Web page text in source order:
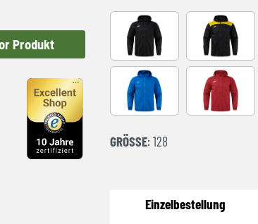
Produkt BLACK BLACK-
ROYAL red
GRÖSSE : 128
Einzelbestellung